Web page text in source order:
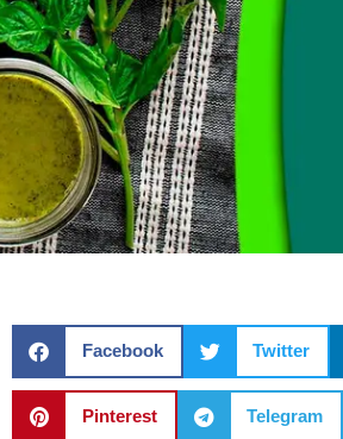
Facebook Twitter
Pinterest Telegram